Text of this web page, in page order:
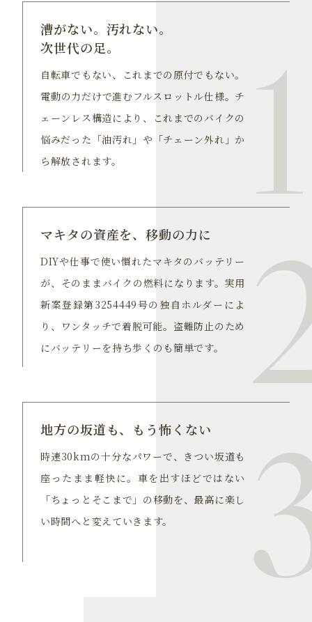
漕がない。汚れない。
次世代の足。
自転車でもない、これまでの原付でもない。
電動の力だけで進むフルスロットル仕様。チ
ェーンレス構造により、これまでのバイクの
悩みだった「油汚れ」や「チェーン外れ」か
ら解放されます。
1
マキタの資産を、移動の力に
DIYや仕事で使い慣れたマキタのバッテリー
が、そのままバイクの燃料になります。実用
新案登録第3254449号の独自ホルダーによ
り、ワンタッチで着脱可能。盗難防止のため
にバッテリーを持ち歩くのも簡単です。
地方の坂道も、もう怖くない
時速30kmの十分なパワーで、きつい坂道も
座ったまま軽快に。車を出すほどではない
「ちょっとそこまで」の移動を、最高に楽し
い時間へと変えていきます。